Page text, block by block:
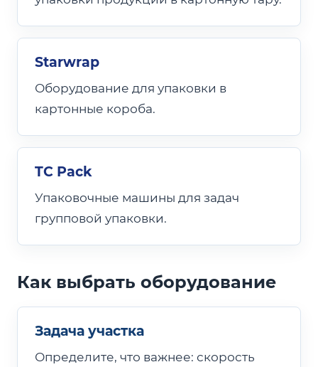
Starwrap
Оборудование для упаковки в
картонные короба.
TC Pack
Упаковочные машины для задач
групповой упаковки.
Как выбрать оборудование
Задача участка
Определите, что важнее: скорость